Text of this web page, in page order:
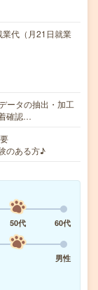
代（月21日就業
ータの抽出・加工
確認…
のある方♪
50代
60代
男性